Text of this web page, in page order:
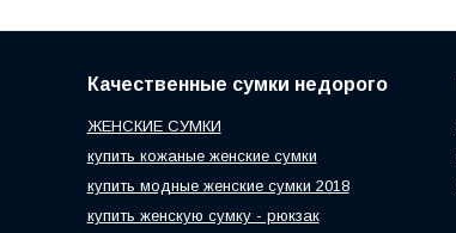
Качественные сумки недорого
ЖЕНСКИЕ СУМКИ
купить кожаные женские сумки
купить модные женские сумки 2018
купить женскую сумку - рюкзак